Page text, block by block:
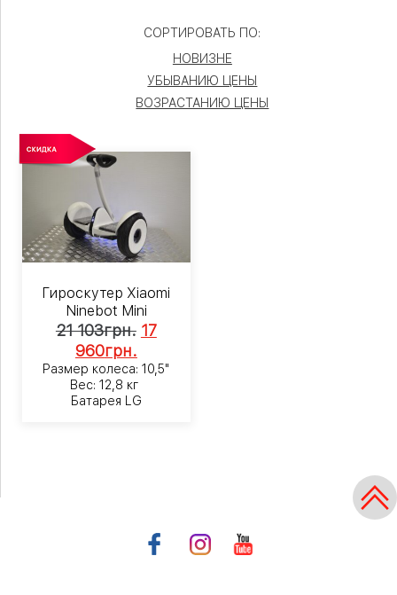
СОРТИРОВАТЬ ПО:
НОВИЗНЕ
УБЫВАНИЮ ЦЕНЫ
ВОЗРАСТАНИЮ ЦЕНЫ
Гироскутер Xiaomi
Ninebot Mini
21 103грн. 17
960грн.
Размер колеса: 10,5"
Вес: 12,8 кг
Батарея LG